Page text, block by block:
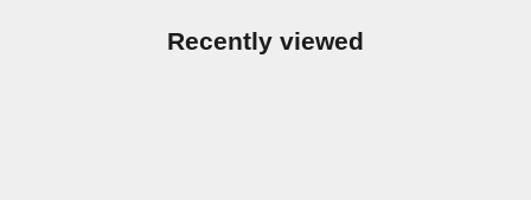
Recently viewed